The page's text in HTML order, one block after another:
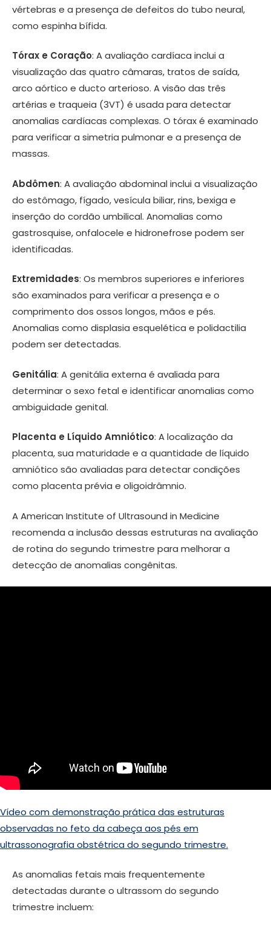
vértebras e a presença de defeitos do tubo neural,
como espinha bífida.
Tórax e Coração: A avaliação cardíaca inclui a
visualização das quatro câmaras, tratos de saída,
arco aórtico e ducto arterioso. A visão das três
artérias e traqueia (3VT) é usada para detectar
anomalias cardíacas complexas. O tórax é examinado
para verificar a simetria pulmonar e a presença de
massas.
Abdômen: A avaliação abdominal inclui a visualização
do estômago, fígado, vesícula biliar, rins, bexiga e
inserção do cordão umbilical. Anomalias como
gastrosquise, onfalocele e hidronefrose podem ser
identificadas.
Extremidades: Os membros superiores e inferiores
são examinados para verificar a presença e o
comprimento dos ossos longos, mãos e pés.
Anomalias como displasia esquelética e polidactilia
podem ser detectadas.
Genitália: A genitália externa é avaliada para
determinar o sexo fetal e identificar anomalias como
ambiguidade genital.
Placenta e Líquido Amniótico: A localização da
placenta, sua maturidade e a quantidade de líquido
amniótico são avaliadas para detectar condições
como placenta prévia e oligoidrâmnio.
A American Institute of Ultrasound in Medicine
recomenda a inclusão dessas estruturas na avaliação
de rotina do segundo trimestre para melhorar a
detecção de anomalias congênitas.
Vídeo com demonstração prática das estruturas
observadas no feto da cabeça aos pés em
ultrassonografia obstétrica do segundo trimestre.
As anomalias fetais mais frequentemente
detectadas durante o ultrassom do segundo
trimestre incluem: